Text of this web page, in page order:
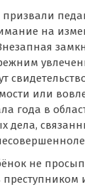
на
или
года в
дела,
не
преступником